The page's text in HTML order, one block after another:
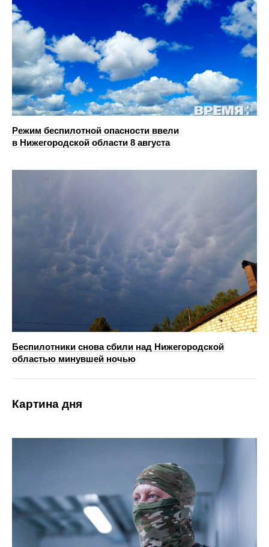
Режим беспилотной опасности ввели
в Нижегородской области 8 августа
Беспилотники снова сбили над Нижегородской
областью минувшей ночью
Картина дня